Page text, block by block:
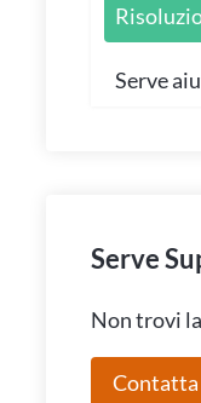
Serve
Serve
Non trovi